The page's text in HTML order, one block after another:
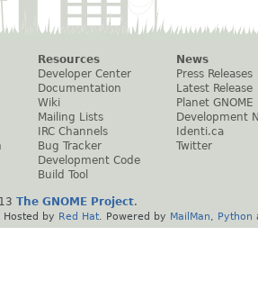
Resources
Developer Center
Documentation
Wiki
Mailing Lists
IRC Channels
Bug Tracker
Development Code
Build Tool
News
Press Releases
Latest Release
Planet GNOME
Development
Identi.ca
Twitter
The GNOME Project.
. Hosted by Red Hat . Powered by MailMan Python